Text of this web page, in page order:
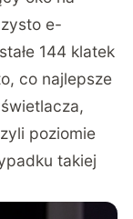
e-
144 klatek
co najlepsze
poziomie
takiej